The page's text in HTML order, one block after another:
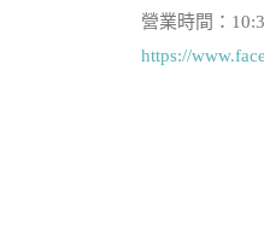
營業時間：
https://